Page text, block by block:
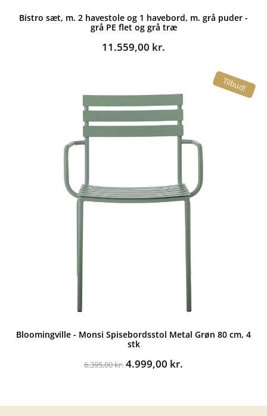
Bistro sæt, m. 2 havestole og 1 havebord, m. grå puder -
grå PE flet og grå træ
11.559,00 kr.
Tilbud!
Bloomingville - Monsi Spisebordsstol Metal Grøn 80 cm, 4
stk
6.395,00kr. Den
4.999,00 kr.